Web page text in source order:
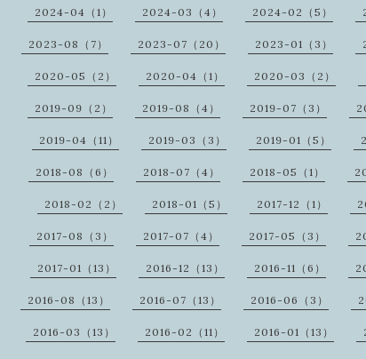
2024-04（1） 2024-03（4） 2024-02（5）
2023-08（7） 2023-07（20） 2023-01（3）
2020-05（2） 2020-04（1） 2020-03（2）
2019-09（2） 2019-08（4） 2019-07（3）
2019-04（11） 2019-03（3） 2019-01（5）
2018-08（6） 2018-07（4） 2018-05（1）
2018-02（2） 2018-01（5） 2017-12（1）
2017-08（3） 2017-07（4） 2017-05（3）
2017-01（13） 2016-12（13） 2016-11（6）
2016-08（13） 2016-07（13） 2016-06（3）
2016-03（13） 2016-02（11） 2016-01（13）